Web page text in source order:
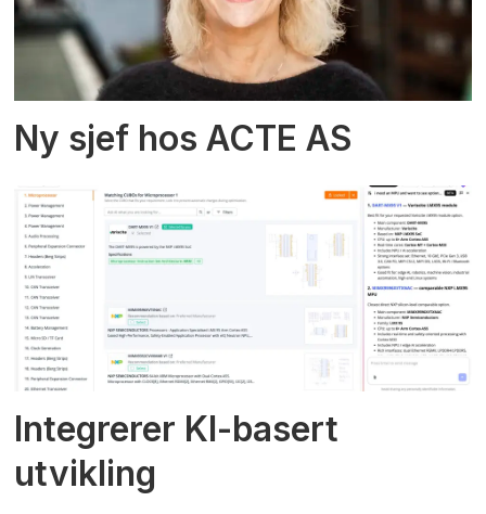
Ny sjef hos ACTE AS
Integrerer KI-basert
utvikling